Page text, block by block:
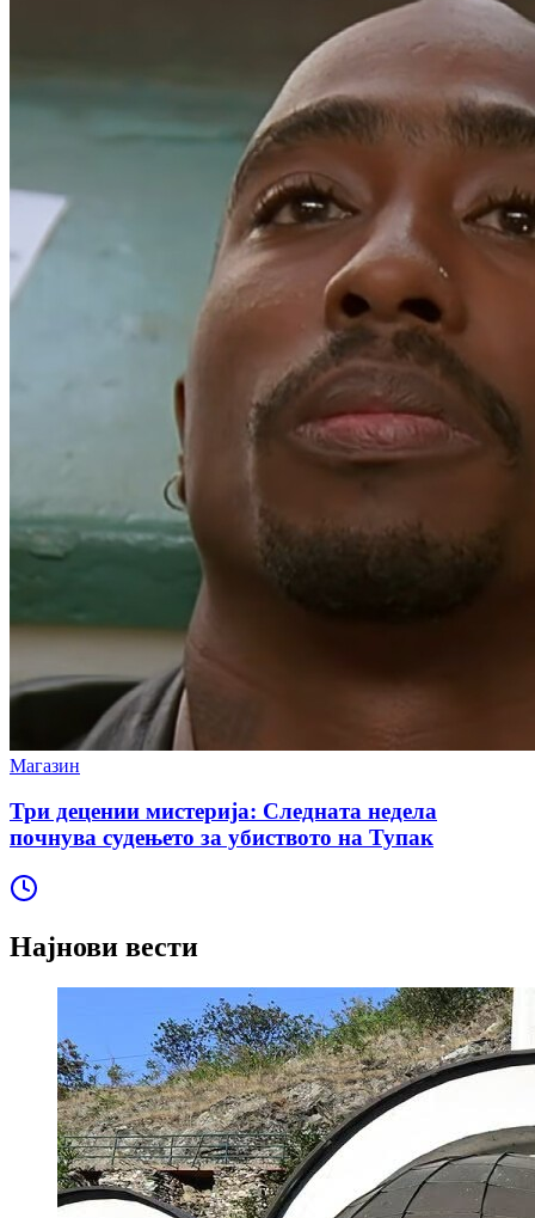
Магазин
Три децении мистерија: Следната недела
почнува судењето за убиството на Тупак
Најнови вести